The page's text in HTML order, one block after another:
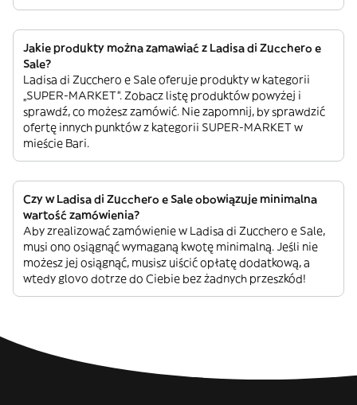
Jakie produkty można zamawiać z Ladisa di Zucchero e
Sale?
Ladisa di Zucchero e Sale oferuje produkty w kategorii
„SUPER-MARKET”. Zobacz listę produktów powyżej i
sprawdź, co możesz zamówić. Nie zapomnij, by sprawdzić
ofertę innych punktów z kategorii SUPER-MARKET w
mieście Bari.
Czy w Ladisa di Zucchero e Sale obowiązuje minimalna
wartość zamówienia?
Aby zrealizować zamówienie w Ladisa di Zucchero e Sale,
musi ono osiągnąć wymaganą kwotę minimalną. Jeśli nie
możesz jej osiągnąć, musisz uiścić opłatę dodatkową, a
wtedy glovo dotrze do Ciebie bez żadnych przeszkód!